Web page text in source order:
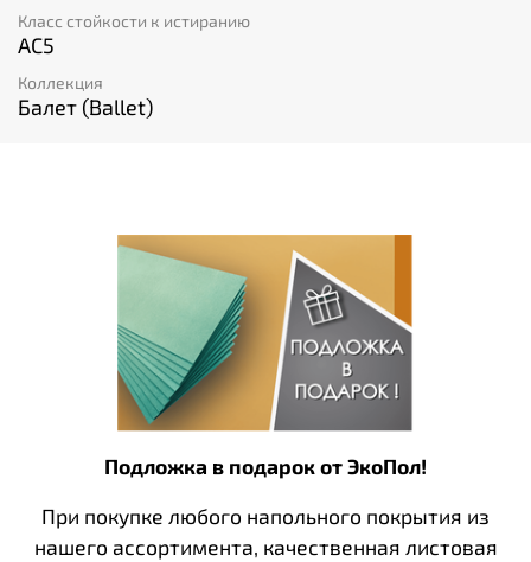
Класс стойкости к истиранию
AC5
Коллекция
Балет (Ballet)
Подложка в подарок от ЭкоПол!
При покупке любого напольного покрытия из
нашего ассортимента, качественная листовая